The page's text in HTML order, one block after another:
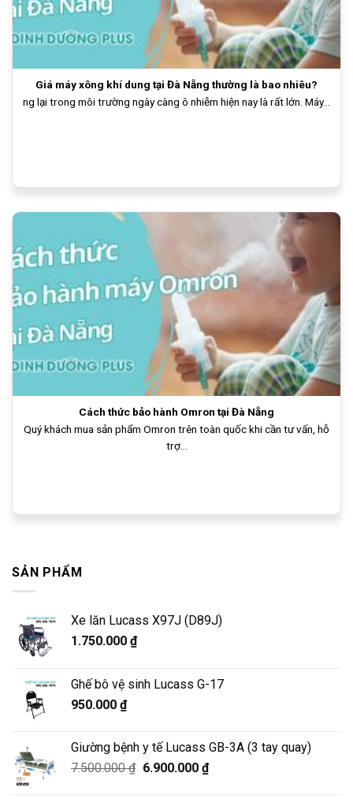
Giá máy xông khí dung tại Đà Nẵng thường là bao nhiêu?
ng lại trong môi trường ngày càng ô nhiễm hiện nay là rất lớn. Máy...
Cách thức bảo hành Omron tại Đà Nẵng
Quý khách mua sản phẩm Omron trên toàn quốc khi cần tư vấn, hỗ
trợ...
SẢN PHẨM
Xe lăn Lucass X97J (D89J)
1.750.000 ₫
Ghế bô vệ sinh Lucass G-17
950.000 ₫
Giường bệnh y tế Lucass GB-3A (3 tay quay)
7.500.000₫ Giá
6.900.000 ₫Giá